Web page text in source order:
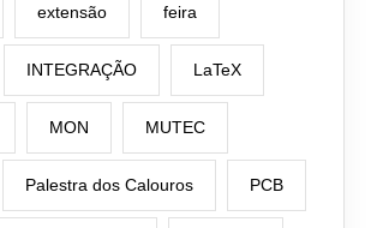
extensão feira
INTEGRAÇÃO LaTeX
MON MUTEC
Palestra dos Calouros PCB